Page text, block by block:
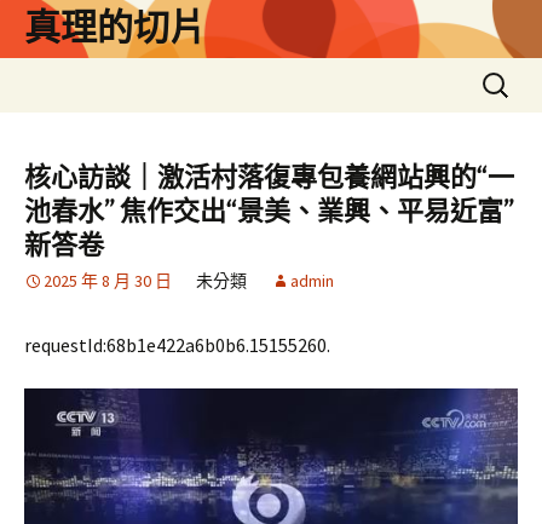
真理的切片
搜
尋
鍵
核心訪談｜激活村落復專包養網站興的“一
池春水” 焦作交出“景美、業興、平易近富”
新答卷
2025 年 8 月 30 日 未分類 admin
requestId:68b1e422a6b0b6.15155260.